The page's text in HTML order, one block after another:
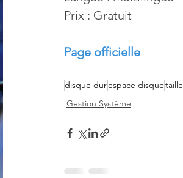
Prix : Gratuit
Page officielle
disque durespace disquetaille
Gestion Système